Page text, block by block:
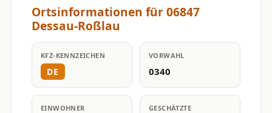
Ortsinformationen für 06847
Dessau-Roßlau
KFZ-KENNZEICHEN
DE
VORWAHL
0340
EINWOHNER
GESCHÄTZTE